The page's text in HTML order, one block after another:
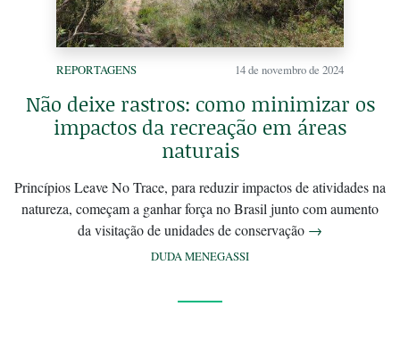
REPORTAGENS 14 de novembro de 2024
Não deixe rastros: como minimizar os
impactos da recreação em áreas
naturais
Princípios Leave No Trace, para reduzir impactos de atividades na
natureza, começam a ganhar força no Brasil junto com aumento
da visitação de unidades de conservação →
DUDA MENEGASSI